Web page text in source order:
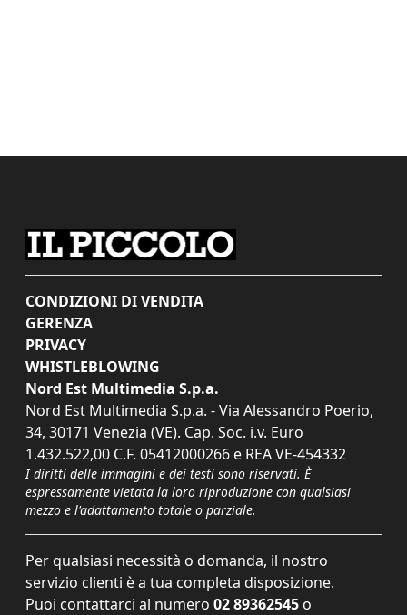
CONDIZIONI DI VENDITA
GERENZA
PRIVACY
WHISTLEBLOWING
Nord Est Multimedia S.p.a.
Nord Est Multimedia S.p.a. - Via Alessandro Poerio,
34, 30171 Venezia (VE). Cap. Soc. i.v. Euro
1.432.522,00 C.F. 05412000266 e REA VE-454332
I diritti delle immagini e dei testi sono riservati. È
espressamente vietata la loro riproduzione con qualsiasi
mezzo e l'adattamento totale o parziale.
Per qualsiasi necessità o domanda, il nostro
servizio clienti è a tua completa disposizione.
Puoi contattarci al numero 02 89362545 o